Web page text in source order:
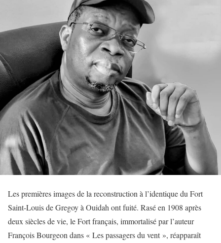
Les premières images de la reconstruction à l’identique du Fort
Saint-Louis de Gregoy à Ouidah ont fuité. Rasé en 1908 après
deux siècles de vie, le Fort français, immortalisé par l’auteur
François Bourgeon dans « Les passagers du vent », réapparaît